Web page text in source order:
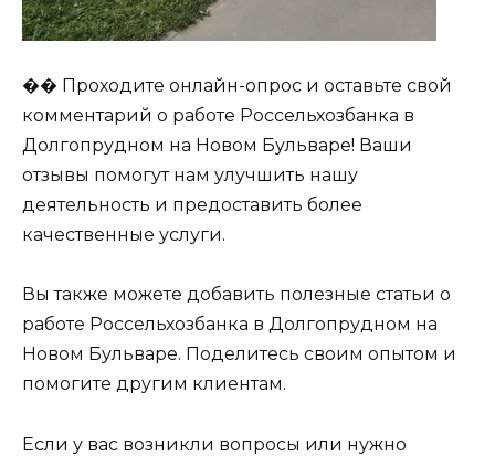
�� Проходите онлайн-опрос и оставьте свой
комментарий о работе Россельхозбанка в
Долгопрудном на Новом Бульваре! Ваши
отзывы помогут нам улучшить нашу
деятельность и предоставить более
качественные услуги.
Вы также можете добавить полезные статьи о
работе Россельхозбанка в Долгопрудном на
Новом Бульваре. Поделитесь своим опытом и
помогите другим клиентам.
Если у вас возникли вопросы или нужно